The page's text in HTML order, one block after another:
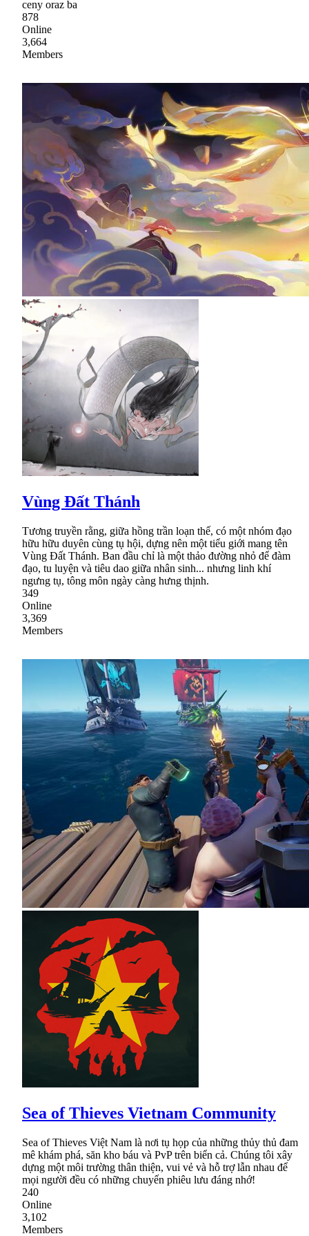
ceny oraz ba
878
Online
3,664
Members
Vùng Đất Thánh
Tương truyền rằng, giữa hồng trần loạn thế, có một nhóm đạo
hữu hữu duyên cùng tụ hội, dựng nên một tiểu giới mang tên
Vùng Đất Thánh. Ban đầu chỉ là một thảo đường nhỏ để đàm
đạo, tu luyện và tiêu dao giữa nhân sinh... nhưng linh khí
ngưng tụ, tông môn ngày càng hưng thịnh.
349
Online
3,369
Members
Sea of Thieves Vietnam Community
Sea of Thieves Việt Nam là nơi tụ họp của những thủy thủ đam
mê khám phá, săn kho báu và PvP trên biển cả. Chúng tôi xây
dựng một môi trường thân thiện, vui vẻ và hỗ trợ lẫn nhau để
mọi người đều có những chuyến phiêu lưu đáng nhớ!
240
Online
3,102
Members